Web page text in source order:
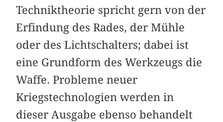
Techniktheorie spricht gern von der
Erfindung des Rades, der Mühle
oder des Lichtschalters; dabei ist
eine Grundform des Werkzeugs die
Waffe. Probleme neuer
Kriegstechnologien werden in
dieser Ausgabe ebenso behandelt